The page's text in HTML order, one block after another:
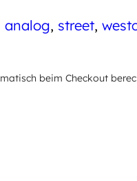
analog, street,
beim Checkout